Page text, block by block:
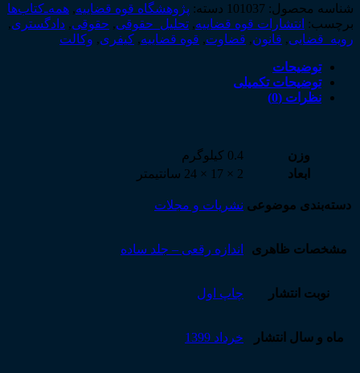
شناسه محصول: 101037 دسته: پژوهشگاه قوه قضاییه, همه‌ـ‌کتاب‌ها
برچسب: انتشارات قوه قضاییه, تحلیل_حقوقی, حقوقی, دادگستری,
رویه_قضایی, قانون, قضاوت, قوه قضاییه, کیفری, وکالت
توضیحات
توضیحات تکمیلی
نظرات (0)
وزن
0.4 کیلوگرم
ابعاد
2 × 17 × 24 سانتیمتر
دسته‌بندی موضوعی نشریات و مجلات
مشخصات ظاهری اندازه رقعی – جلد ساده
نوبت انتشار چاپ اول
ماه و سال انتشار خرداد 1399